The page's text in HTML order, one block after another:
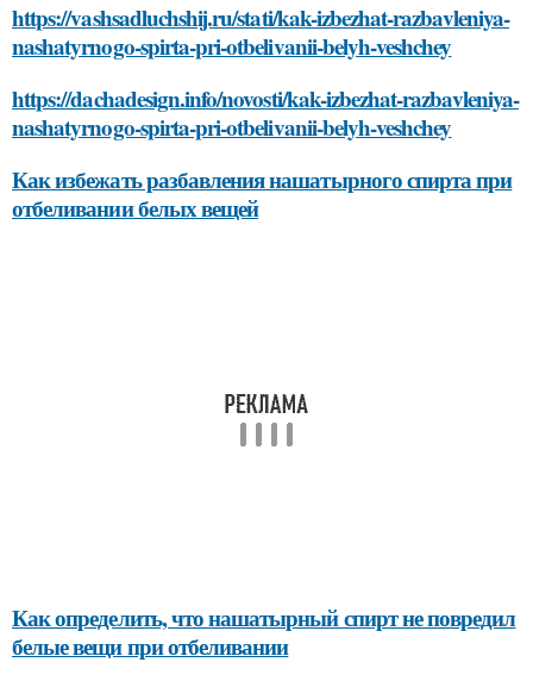
https://vashsadluchshij.ru/stati/kak-izbezhat-razbavleniya-
nashatyrnogo-spirta-pri-otbelivanii-belyh-veshchey
https://dachadesign.info/novosti/kak-izbezhat-razbavleniya-
nashatyrnogo-spirta-pri-otbelivanii-belyh-veshchey
Как избежать разбавления нашатырного спирта при
отбеливании белых вещей
Как определить, что нашатырный спирт не повредил
белые вещи при отбеливании